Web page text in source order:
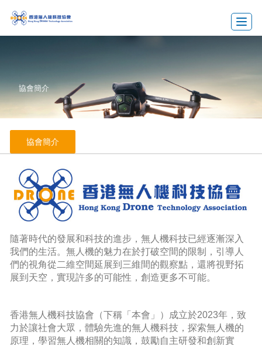
協會簡介
協會簡介
隨著時代的發展和科技的進步，無人機科技已經逐漸深入
我們的生活。無人機的魅力在於打破空間的限制，引導人
們的視角從二維空間延展到三維間的觀察點，還將視野拓
展到天空，實現許多的可能性，創造更多不可能。
香港無人機科技協會（下稱「本會」）成立於2023年，致
力於讓社會大眾，體驗先進的無人機科技，探索無人機的
原理，學習無人機相關的知識，鼓勵自主研發和創新實